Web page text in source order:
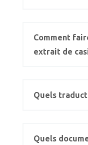
Comment
extrait de
Quels
Quels